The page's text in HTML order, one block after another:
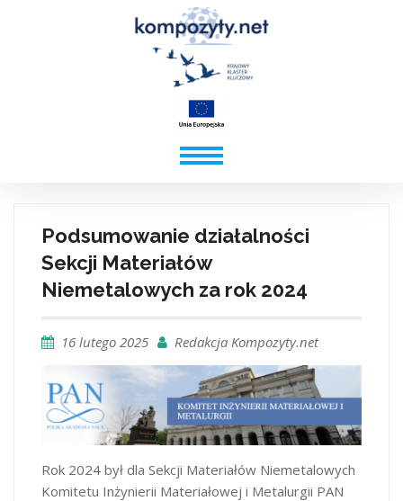
Podsumowanie działalności
Sekcji Materiałów
Niemetalowych za rok 2024
16 lutego 2025 Redakcja Kompozyty.net
Rok 2024 był dla Sekcji Materiałów Niemetalowych
Komitetu Inżynierii Materiałowej i Metalurgii PAN